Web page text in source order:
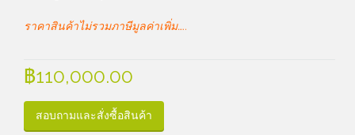
ราคาสินค้าไม่รวมภาษีมูลค่าเพิ่ม…..
฿110,000.00
สอบถามและสั่งซื้อสินค้า